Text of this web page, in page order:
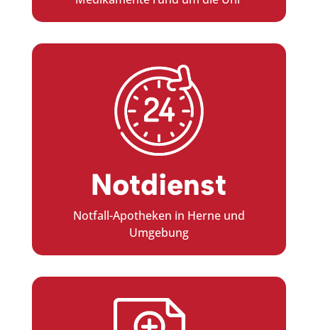
Notdienst
Notfall-Apotheken in Herne und
Umgebung